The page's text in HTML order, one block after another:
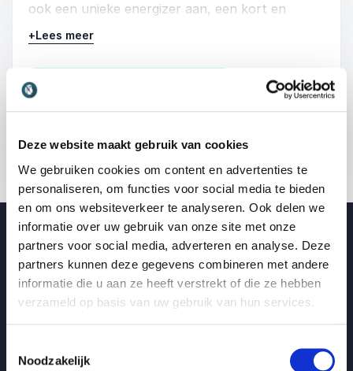
Deze website maakt gebruik van cookies
We gebruiken cookies om content en advertenties te
personaliseren, om functies voor social media te bieden
en om ons websiteverkeer te analyseren. Ook delen we
informatie over uw gebruik van onze site met onze
partners voor social media, adverteren en analyse. Deze
partners kunnen deze gegevens combineren met andere
informatie die u aan ze heeft verstrekt of die ze hebben
verzameld op basis van uw gebruik van hun services.
Noodzakelijk
ook een unieke energizer aan, een kort en
krachtig moment vol verwondering, humor en
nieuwe energie. In ongeveer vijftien tot twintig
minuten neemt hij het publiek mee in een
interactieve ervaring met illusies en
mindexperimenten die perfect aansluiten bij het
Deze energizer is ideaal als verfrissend
intermezzo tijdens een dag vol sprekers of een
intensief programma. Dave past zijn
performance volledig aan op het thema en de
sfeer van het evenement. Eerder deed hij dit
bijvoorbeeld tijdens focusdagen met Mark
Tigchelaar en Elke Geraerts. De energizer zorgt
gegarandeerd voor een boost in aandacht,
energie en beleving in de zaal.
+Lees meer
: Dave van Gulik
15 - 20 minuten
Promovideo Dave van Gulik
Video van spreker Dave van Gulik
Accepteer marketingcookies om de video te